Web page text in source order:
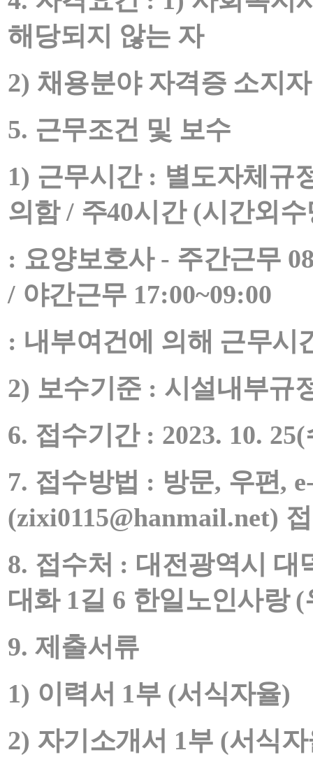
해당되지 않는 자
2) 채용분야 자격증 소지
5. 근무조건 및 보수
1) 근무시간 : 별도자체규
의함/ 주40시간 (시간외수
: 요양보호사 - 주간근무
/ 야간근무 17:00~09:00
: 내부여건에 의해 근무시
2) 보수기준 : 시설내부규
6. 접수기간 : 2023. 10. 25(
7. 접수방법 : 방문, 우편,
(zixi0115@hanmail.net)
8. 접수처 : 대전광역시 대
대화 1길 6 한일노인사랑(
9. 제출서류
1) 이력서 1부 (서식자율)
2) 자기소개서 1부 (서식